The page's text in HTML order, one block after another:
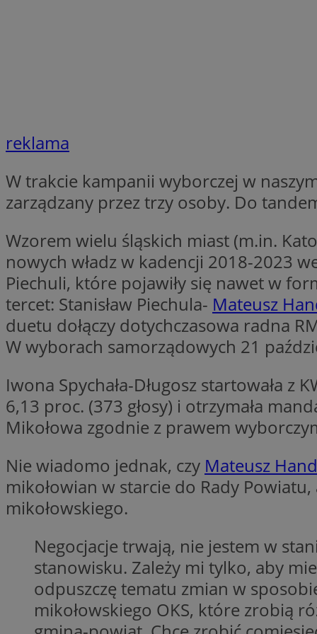
reklama
W trakcie kampanii wyborczej w
zarządzany przez trzy osoby. Do
Wzorem wielu śląskich miast (m.in.
nowych władz w kadencji 2018-2023
Piechuli, które pojawiły się nawet w
tercet: Stanisław Piechula- Mateusz
duetu dołączy dotychczasowa radna
W wyborach samorządowych 21
Iwona Spychała-Długosz startowała
6,13 proc. (373 głosy) i otrzymała
Mikołowa zgodnie z prawem
Nie wiadomo jednak, czy Mateusz
mikołowian w starcie do Rady
mikołowskiego.
Negocjacje trwają, nie jestem w
stanowisku. Zależy mi tylko, aby
odpuszczę tematu zmian w
mikołowskiego OKS, które zrobią
_clsk
Nazwa
YSC
__Secure-YNID
__gads
test_cookie
_fbp
__Secure-
ROLLOUT_TOKEN
WMF-
Uniq